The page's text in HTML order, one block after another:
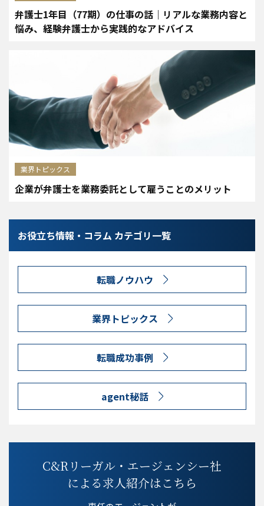
弁護士1年目（77期）の仕事の話｜リアルな業務内容と
悩み、経験弁護士から実践的なアドバイス
業界トピックス
企業が弁護士を業務委託として雇うことのメリット
お役立ち情報・コラム カテゴリ一覧
転職ノウハウ
業界トピックス
転職成功事例
agent秘話
C&Rリーガル・エージェンシー社
による求人紹介はこちら